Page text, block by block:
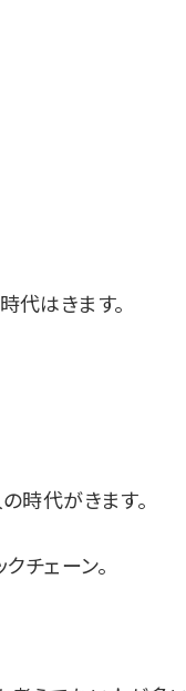
代はきます。
時代がきます。
チェーン。